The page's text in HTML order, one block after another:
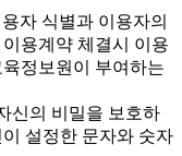
자 식별과 이용자의
용계약 체결시 이용
정보원이 부여하는
신의 비밀을 보호하
설정한 문자와 숫자